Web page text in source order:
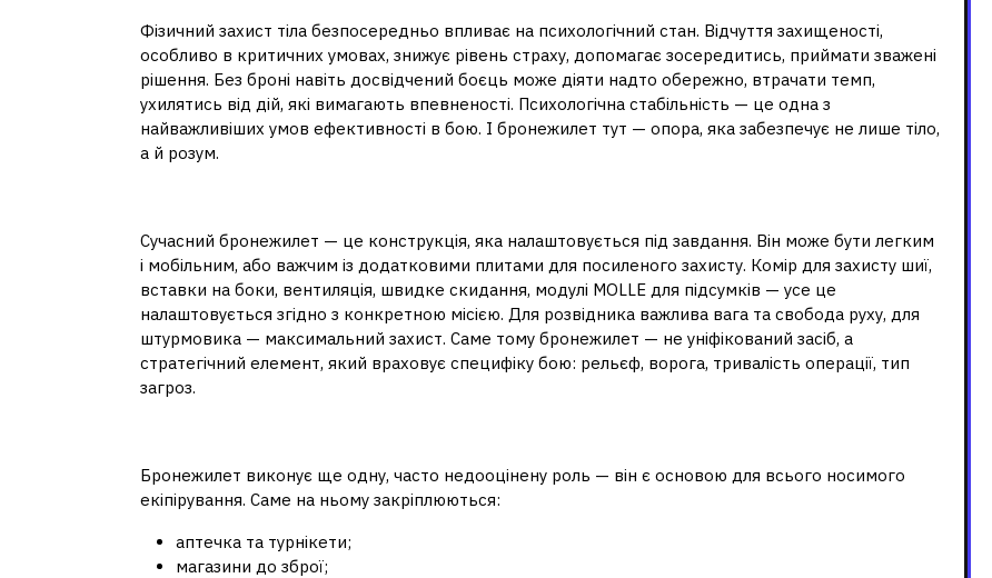
Фізичний захист тіла безпосередньо впливає на психологічний стан. Відчуття захищеності,
особливо в критичних умовах, знижує рівень страху, допомагає зосередитись, приймати зважені
рішення. Без броні навіть досвідчений боєць може діяти надто обережно, втрачати темп,
ухилятись від дій, які вимагають впевненості. Психологічна стабільність — це одна з
найважливіших умов ефективності в бою. І бронежилет тут — опора, яка забезпечує не лише тіло,
а й розум.
Сучасний бронежилет — це конструкція, яка налаштовується під завдання. Він може бути легким
і мобільним, або важчим із додатковими плитами для посиленого захисту. Комір для захисту шиї,
вставки на боки, вентиляція, швидке скидання, модулі MOLLE для підсумків — усе це
налаштовується згідно з конкретною місією. Для розвідника важлива вага та свобода руху, для
штурмовика — максимальний захист. Саме тому бронежилет — не уніфікований засіб, а
стратегічний елемент, який враховує специфіку бою: рельєф, ворога, тривалість операції, тип
загроз.
Бронежилет виконує ще одну, часто недооцінену роль — він є основою для всього носимого
екіпірування. Саме на ньому закріплюються:
аптечка та турнікети;
магазини до зброї;